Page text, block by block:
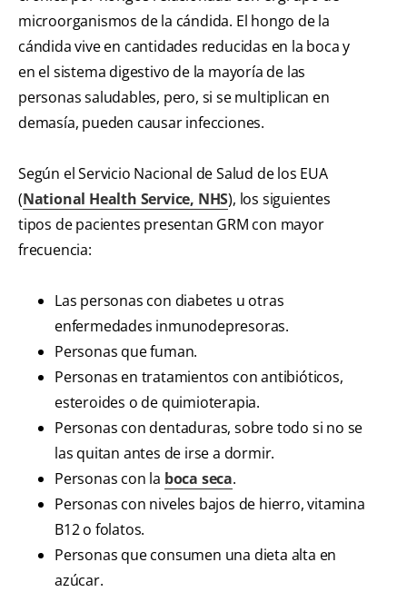
microorganismos de la cándida. El hongo de la
cándida vive en cantidades reducidas en la boca y
en el sistema digestivo de la mayoría de las
personas saludables, pero, si se multiplican en
demasía, pueden causar infecciones.
Según el Servicio Nacional de Salud de los EUA
(National Health Service, NHS), los siguientes
tipos de pacientes presentan GRM con mayor
frecuencia:
Las personas con diabetes u otras
enfermedades inmunodepresoras.
Personas que fuman.
Personas en tratamientos con antibióticos,
esteroides o de quimioterapia.
Personas con dentaduras, sobre todo si no se
las quitan antes de irse a dormir.
Personas con la boca seca.
Personas con niveles bajos de hierro, vitamina
B12 o folatos.
Personas que consumen una dieta alta en
azúcar.